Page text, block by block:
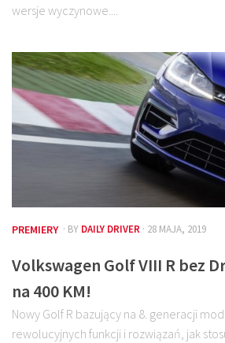
wersje wyczynowe....
PREMIERY · BY DAILY DRIVER · 28 MAJA, 2019
Volkswagen Golf VIII R bez
na 400 KM!
Nowy Golf R bazujący na 8. generacji
rewolucyjnych funkcji i rozwiązań, jak